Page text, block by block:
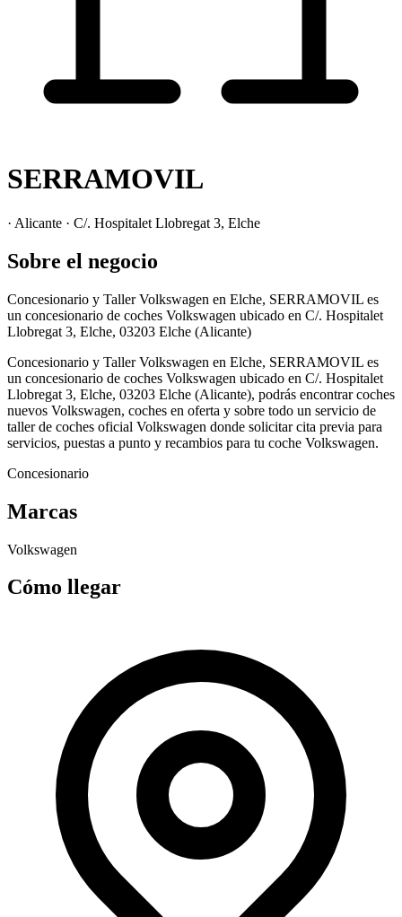
SERRAMOVIL
· Alicante · C/. Hospitalet Llobregat 3, Elche
Sobre el negocio
Concesionario y Taller Volkswagen en Elche, SERRAMOVIL es
un concesionario de coches Volkswagen ubicado en C/. Hospitalet
Llobregat 3, Elche, 03203 Elche (Alicante)
Concesionario y Taller Volkswagen en Elche, SERRAMOVIL es
un concesionario de coches Volkswagen ubicado en C/. Hospitalet
Llobregat 3, Elche, 03203 Elche (Alicante), podrás encontrar coches
nuevos Volkswagen, coches en oferta y sobre todo un servicio de
taller de coches oficial Volkswagen donde solicitar cita previa para
servicios, puestas a punto y recambios para tu coche Volkswagen.
Concesionario
Marcas
Volkswagen
Cómo llegar